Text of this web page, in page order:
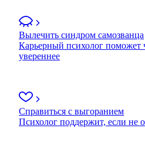
Вылечить синдром самозванца
Карьерный психолог поможет
увереннее
Справиться с выгоранием
Психолог поддержит, если не